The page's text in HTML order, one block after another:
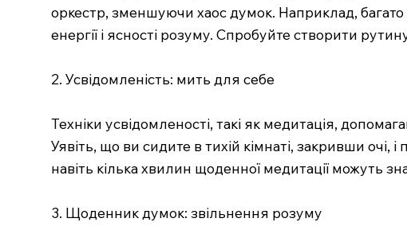
оркестр, зменшуючи хаос думок. Наприклад, багато
енергії і ясності розуму. Спробуйте створити
2. Усвідомленість: мить для себе
Техніки усвідомленості, такі як медитація,
Уявіть, що ви сидите в тихій кімнаті, закривши
навіть кілька хвилин щоденної медитації можуть
3. Щоденник думок: звільнення розуму